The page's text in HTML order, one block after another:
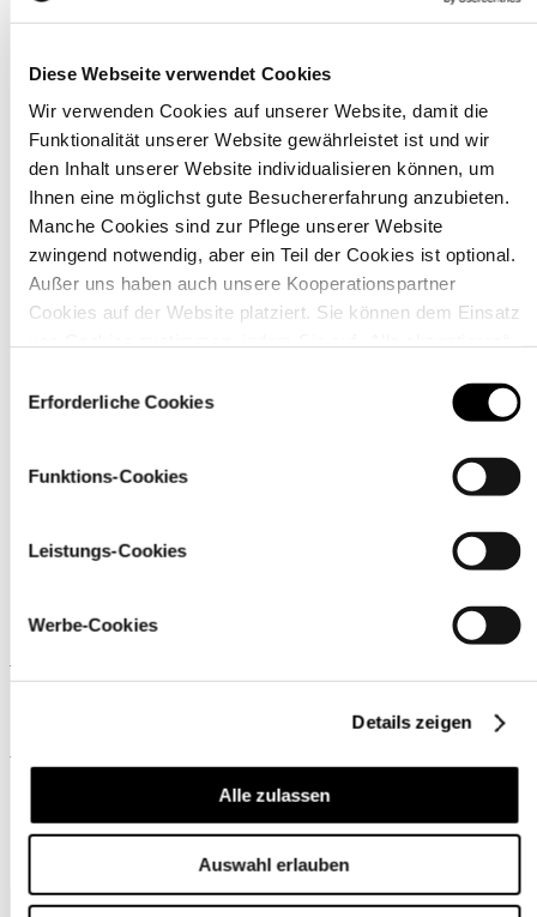
Diese Webseite verwendet Cookies
Wir verwenden Cookies auf unserer Website, damit die
Funktionalität unserer Website gewährleistet ist und wir
den Inhalt unserer Website individualisieren können, um
Ihnen eine möglichst gute Besuchererfahrung anzubieten.
Manche Cookies sind zur Pflege unserer Website
zwingend notwendig, aber ein Teil der Cookies ist optional.
Außer uns haben auch unsere Kooperationspartner
Cookies auf der Website platziert. Sie können dem Einsatz
über den Link „Cookie-Einstellungen
Erforderliche Cookies
Funktions-Cookies
Leistungs-Cookies
Werbe-Cookies
Details zeigen
Alle zulassen
Auswahl erlauben
Ähnliche Produkte
Wird oft zusammen gekauft